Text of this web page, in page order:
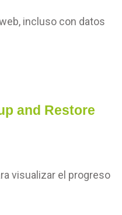
incluso con datos
and Restore
visualizar el progreso